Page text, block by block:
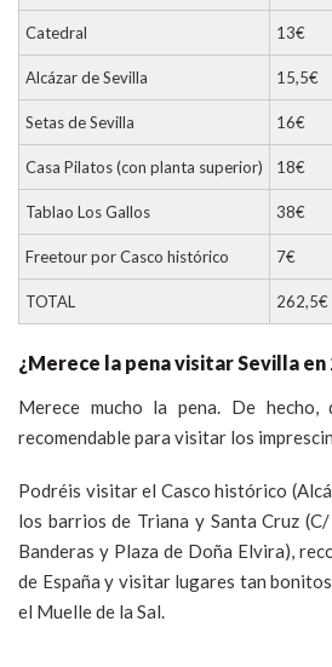
Catedral 13€
Alcázar de Sevilla 15,5€
Setas de Sevilla 16€
Casa Pilatos (con planta superior) 18€
Tablao Los Gallos 38€
Freetour por Casco histórico 7€
TOTAL 262,5€
¿Merece la pena visitar Sevilla en
Merece mucho la pena. De hecho,
recomendable para visitar los
Podréis visitar el Casco histórico
los barrios de Triana y Santa Cruz
Banderas y Plaza de Doña Elvira),
de España y visitar lugares tan
el Muelle de la Sal.